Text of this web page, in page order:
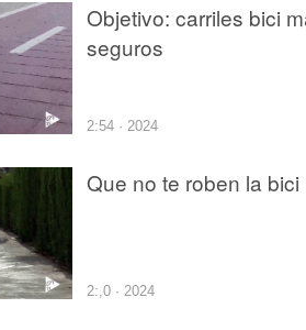
Objetivo: carriles bici
seguros
2:54 · 2024
Que no te roben la bici
2:,0 · 2024